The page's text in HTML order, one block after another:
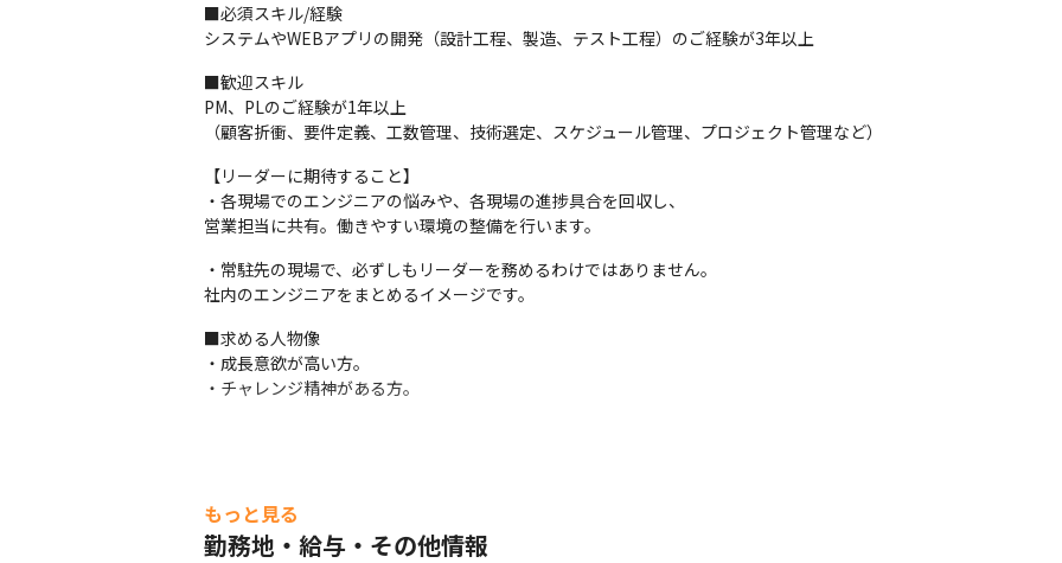
エスユーエスではAI教育にも力を入れており、神奈川県央を中心に働きたいと考えている方は、
※神奈川県央の新しい拠点の立ち上げに伴い中核となりご活躍いただける方、大歓迎です！
◆受託開発・自社開発プロジェクト増加中
現在、受託開発・自社開発を強化しており、PL・PMニーズも増えてきております。
「受託開発事業部」の創生を目指しているため、経験次第で、早期からリーダーやマネジメントを担うポジション
◆キャリアについて
「最新技術に関わりたい」「マネジメントにチャレンジしたい」「独立を果たしたい」など、あなたの希望に応じ
◆最先端領域が強み
近年、急速に発展しているAR/VR・AIの技術領域の開発に、
◆研修制度・勉強会
会社主導のスキルアップ研修に加えて、エンジニア自身が企画し、講師を務める「勉強会」の推進も行っています。
■必須スキル/経験
システムやWEBアプリの開発（設計工程、製造、テスト工程）のご経験が3年以上
■歓迎スキル
PM、PLのご経験が1年以上
（顧客折衝、要件定義、工数管理、技術選定、スケジュール管理、プロジェクト管理など）
【リーダーに期待すること】
・各現場でのエンジニアの悩みや、各現場の進捗具合を回収し、
営業担当に共有。働きやすい環境の整備を行います。
・常駐先の現場で、必ずしもリーダーを務めるわけではありません。
社内のエンジニアをまとめるイメージです。
■求める人物像
・成長意欲が高い方。
・チャレンジ精神がある方。
もっと見る
勤務地・給与・その他情報